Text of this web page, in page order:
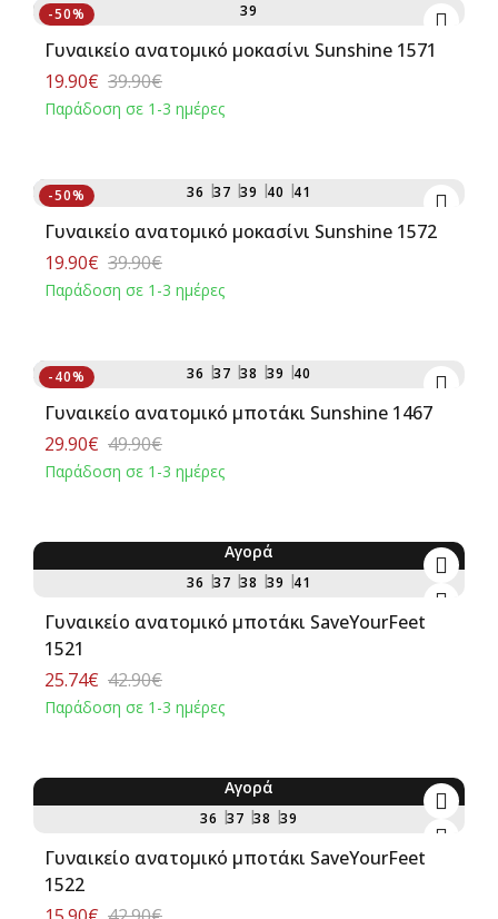
-50% 39
Γυναικείο ανατομικό μοκασίνι Sunshine 1571
19.90€ 39.90€
Παράδοση σε 1-3 ημέρες
-50% 36 37 39 40 41
Γυναικείο ανατομικό μοκασίνι Sunshine 1572
19.90€ 39.90€
Παράδοση σε 1-3 ημέρες
-40% 36 37 38 39 40
Γυναικείο ανατομικό μποτάκι Sunshine 1467
29.90€ 49.90€
Παράδοση σε 1-3 ημέρες
36 37 38 39 41
Αγορά
Γυναικείο ανατομικό μποτάκι SaveYourFeet
1521
25.74€ 42.90€
Παράδοση σε 1-3 ημέρες
36 37 38 39
Αγορά
Γυναικείο ανατομικό μποτάκι SaveYourFeet
1522